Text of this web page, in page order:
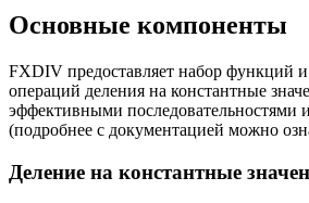
Основные компоненты
FXDIV предоставляет набор функций
операций деления на константные
эффективными последовательностями
(подробнее с документацией можно
Деление на константные